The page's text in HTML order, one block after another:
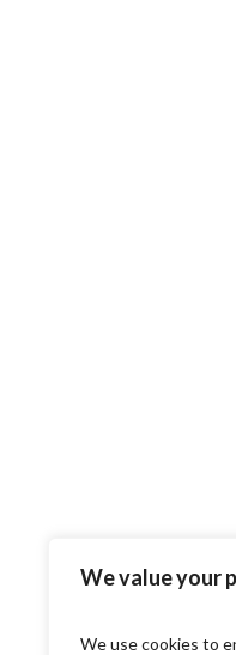
We value your
We use cookies to